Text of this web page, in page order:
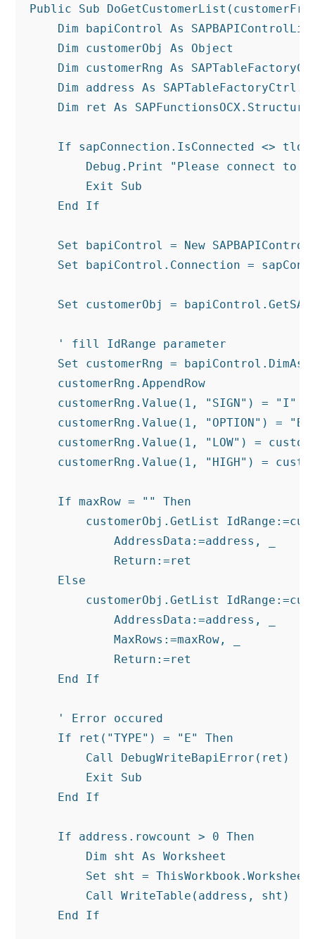
Public Sub
Dim bapiControl As
Dim customerObj As
Object
Dim customerRng As
Dim address As
Dim ret As SAPFunctionsOCX. Structure
If sapConnection.IsConnected <>
        Debug.Print
"Please connect to
Exit
Sub
End
If
Set bapiControl = New SAPBAPIControl
Set
bapiControl.Connection =
Set customerObj =
' fill IdRange parameter
Set
customerRng =
    customerRng.AppendRow
    customerRng.Value(
1 , "SIGN" ) = "I"
    customerRng.Value(
1 , "OPTION" ) =
    customerRng.Value(
1 , "LOW" ) =
    customerRng.Value(
1 , "HIGH" ) =
If maxRow = ""
Then
customerObj.GetList
            AddressData:=address, _
Return :=ret
Else
customerObj.GetList
            AddressData:=address, _
            MaxRows:=maxRow, _
Return :=ret
End
If
' Error occured
If ret( "TYPE" ) = "E"
Then
Call
DebugWriteBapiError(ret)
Exit
Sub
End
If
If address.rowcount > 0
Then
Dim sht As
Worksheet
Set
sht =
Call
WriteTable(address, sht)
End
If